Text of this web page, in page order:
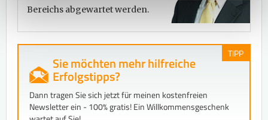
Bereichs abgewartet werden.
TIPP
Sie möchten mehr hilfreiche
Erfolgstipps?
Dann tragen Sie sich jetzt für meinen kostenfreien
Newsletter ein - 100% gratis! Ein Willkommensgeschenk